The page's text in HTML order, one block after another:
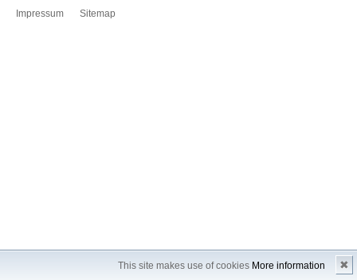
This site makes use of cookies More information ✖
Impressum Sitemap